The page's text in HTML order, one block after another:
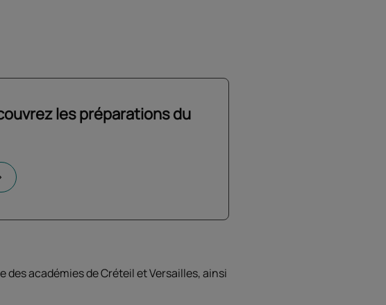
les préparations du
onglet
académies de Créteil et Versailles, ainsi